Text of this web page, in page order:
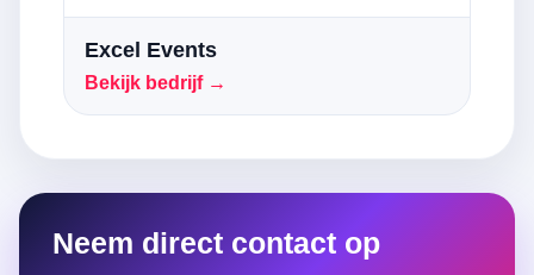
Excel Events
Bekijk bedrijf →
Neem direct contact op